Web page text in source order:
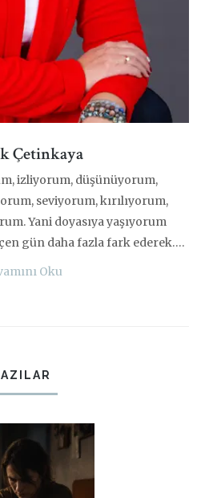
Çetinkaya
izliyorum, düşünüyorum,
seviyorum, kırılıyorum,
Yani doyasıya yaşıyorum
gün daha fazla fark ederek….
Oku